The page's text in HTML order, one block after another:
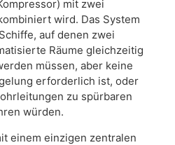
mit zwei
wird. Das System
auf denen zwei
Räume gleichzeitig
müssen, aber keine
erforderlich ist, oder
zu spürbaren
würden.
einem einzigen zentralen